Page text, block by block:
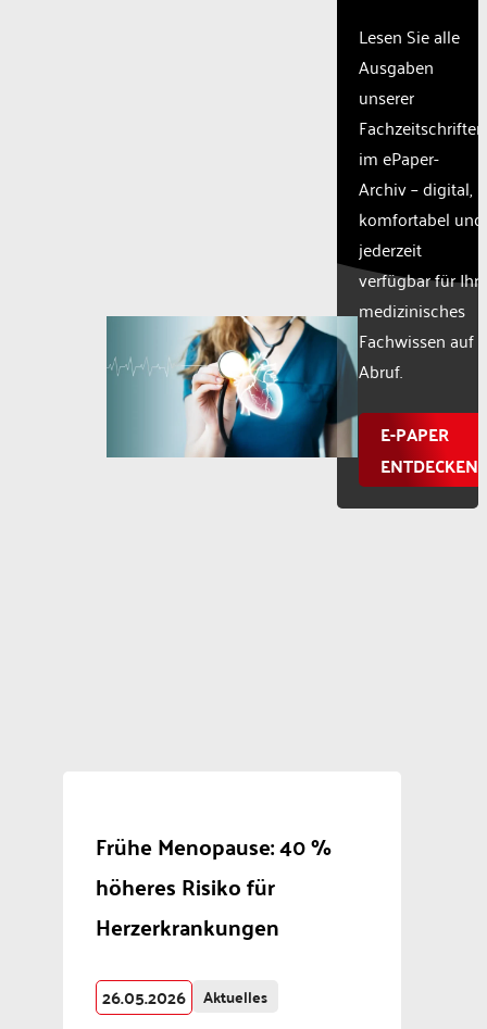
Frühe Menopause: 40 %
höheres Risiko für
Herzerkrankungen
26.05.2026 Aktuelles
Lesen Sie alle
Ausgaben
unserer
Fachzeitschriften
im ePaper-
Archiv – digital,
komfortabel und
jederzeit
verfügbar für Ihr
medizinisches
Fachwissen auf
Abruf.
E-PAPER
ENTDECKEN